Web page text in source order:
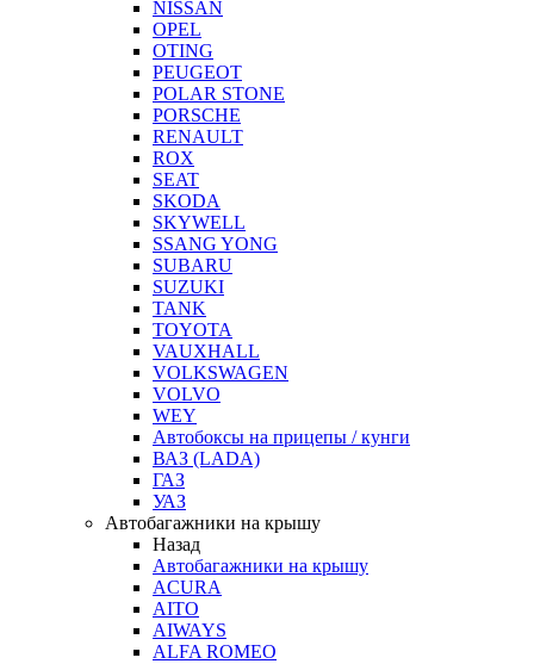
NISSAN
OPEL
OTING
PEUGEOT
POLAR STONE
PORSCHE
RENAULT
ROX
SEAT
SKODA
SKYWELL
SSANG YONG
SUBARU
SUZUKI
TANK
TOYOTA
VAUXHALL
VOLKSWAGEN
VOLVO
WEY
Автобоксы на прицепы / кунги
ВАЗ (LADA)
ГАЗ
УАЗ
Автобагажники на крышу
Назад
Автобагажники на крышу
ACURA
AITO
AIWAYS
ALFA ROMEO